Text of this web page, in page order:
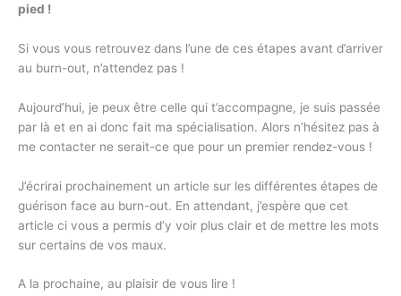
pied !
Si vous vous retrouvez dans l’une de ces étapes avant d’arriver
au burn-out, n’attendez pas !
Aujourd’hui, je peux être celle qui t’accompagne, je suis passée
par là et en ai donc fait ma spécialisation. Alors n’hésitez pas à
me contacter ne serait-ce que pour un premier rendez-vous !
J’écrirai prochainement un article sur les différentes étapes de
guérison face au burn-out. En attendant, j’espère que cet
article ci vous a permis d’y voir plus clair et de mettre les mots
sur certains de vos maux.
A la prochaine, au plaisir de vous lire !